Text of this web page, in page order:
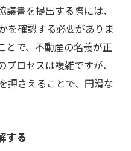
レンドを把握
的な不動産活用法
不動産相続戦略の構
する方法
ための対策
た相続戦略
書を提出する際には、
を確認する必要がありま
とで、不動産の名義が正
ロセスは複雑ですが、
押さえることで、円滑な
する